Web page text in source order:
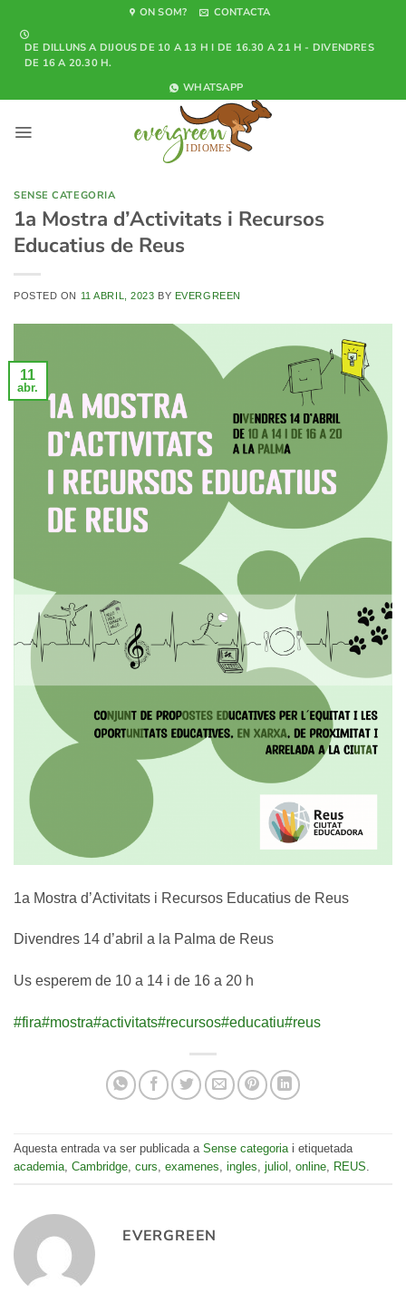
content
ON SOM? CONTACTA
DE DILLUNS A DIJOUS DE 10 A 13 H I DE 16.30 A 21 H - DIVENDRES
DE 16 A 20.30 H.
WHATSAPP
SENSE CATEGORIA
1a Mostra d’Activitats i Recursos
Educatius de Reus
POSTED ON 11 ABRIL, 2023 BY EVERGREEN
11
abr.
1a Mostra d’Activitats i Recursos Educatius de Reus
Divendres 14 d’abril a la Palma de Reus
Us esperem de 10 a 14 i de 16 a 20 h
#fira#mostra#activitats#recursos#educatiu#reus
Aquesta entrada va ser publicada a Sense categoriai etiquetada
academia, Cambridge, curs, examenes, ingles, juliol , online, REUS.
EVERGREEN